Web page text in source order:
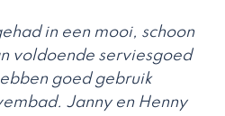
in een mooi, schoon
voldoende serviesgoed
goed gebruik
Janny en Henny